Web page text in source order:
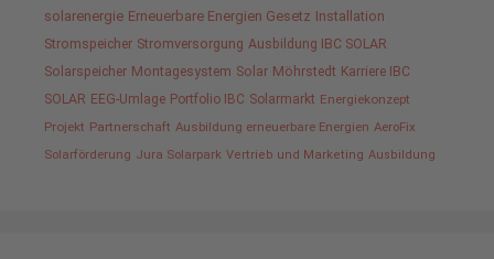
solarenergie Erneuerbare Energien Gesetz Installation
Stromspeicher Stromversorgung Ausbildung IBC SOLAR
Solarspeicher Montagesystem Solar Möhrstedt Karriere IBC
SOLAR EEG-Umlage Portfolio IBC Solarmarkt Energiekonzept
Projekt Partnerschaft Ausbildung erneuerbare Energien AeroFix
Solarförderung Jura Solarpark Vertrieb und Marketing Ausbildung